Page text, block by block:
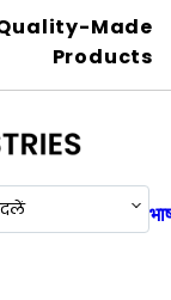
Made
Products